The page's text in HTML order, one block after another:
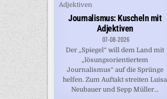
Journalismus: Kuscheln mit
Adjektiven
07-08-2026
Der „Spiegel“ will dem Land mit
„lösungsorientiertem
Journalismus“ auf die Sprünge
helfen. Zum Auftakt streiten Luisa
Neubauer und Sepp Müller...